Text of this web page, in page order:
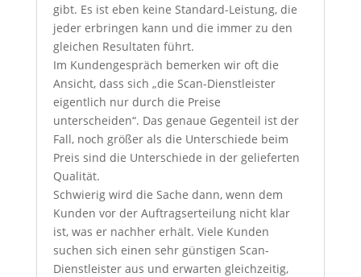
gibt. Es ist eben keine Standard-Leistung, die
jeder erbringen kann und die immer zu den
gleichen Resultaten führt.
Im Kundengespräch bemerken wir oft die
Ansicht, dass sich „die Scan-Dienstleister
eigentlich nur durch die Preise
unterscheiden“. Das genaue Gegenteil ist der
Fall, noch größer als die Unterschiede beim
Preis sind die Unterschiede in der gelieferten
Qualität.
Schwierig wird die Sache dann, wenn dem
Kunden vor der Auftragserteilung nicht klar
ist, was er nachher erhält. Viele Kunden
suchen sich einen sehr günstigen Scan-
Dienstleister aus und erwarten gleichzeitig,